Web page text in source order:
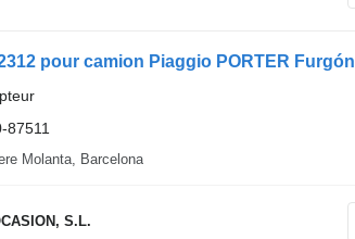
pour camion Piaggio PORTER Furgón
87511
Molanta, Barcelona
S.L.